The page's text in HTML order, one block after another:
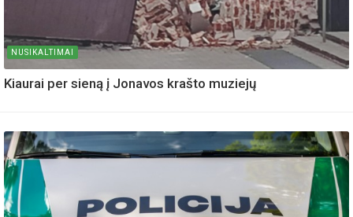
NUSIKALTIMAI
Kiaurai per sieną į Jonavos krašto muziejų